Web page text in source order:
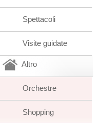
Spettacoli
Visite guidate
Altro
Orchestre
Shopping